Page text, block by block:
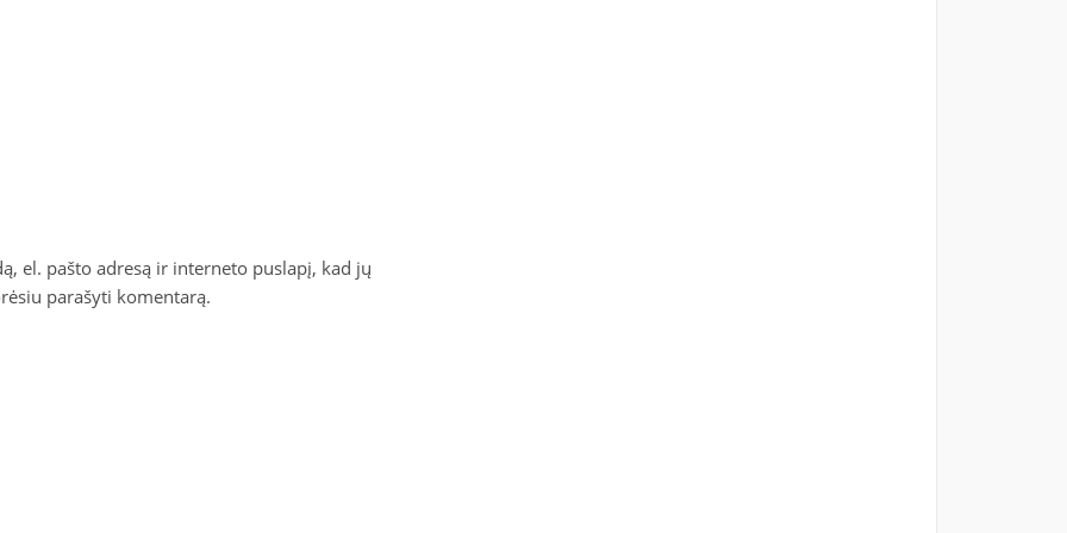
el. pašto adresą ir interneto puslapį, kad jų
parašyti komentarą.